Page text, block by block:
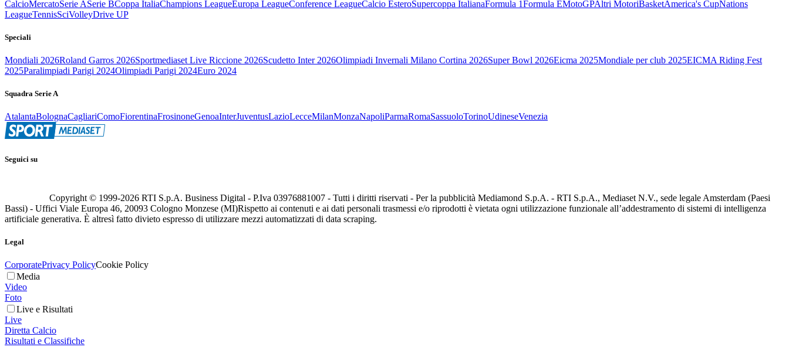
CalcioMercatoSerie ASerie BCoppa ItaliaChampions LeagueEuropa LeagueConference LeagueCalcio EsteroSupercoppa ItalianaFormula 1Formula EMotoGPAltri MotoriBasketAmerica's CupNations
LeagueTennisSciVolleyDrive UP
Speciali
Mondiali 2026Roland Garros 2026Sportmediaset Live Riccione 2026Scudetto Inter 2026Olimpiadi Invernali Milano Cortina 2026Super Bowl 2026Eicma 2025Mondiale per club 2025EICMA Riding Fest
2025Paralimpiadi Parigi 2024Olimpiadi Parigi 2024Euro 2024
Squadra Serie A
AtalantaBolognaCagliariComoFiorentinaFrosinoneGenoaInterJuventusLazioLecceMilanMonzaNapoliParmaRomaSassuoloTorinoUdineseVenezia
Seguici su
Copyright © 1999-2026 RTI S.p.A. Business Digital - P.Iva 03976881007 - Tutti i diritti riservati - Per la pubblicità Mediamond S.p.A. - RTI S.p.A., Mediaset N.V., sede legale Amsterdam (Paesi
Bassi) - Uffici Viale Europa 46, 20093 Cologno Monzese (MI)Rispetto ai contenuti e ai dati personali trasmessi e/o riprodotti è vietata ogni utilizzazione funzionale all’addestramento di sistemi di intelligenza
artificiale generativa. È altresì fatto divieto espresso di utilizzare mezzi automatizzati di data scraping.
Legal
CorporatePrivacy PolicyCookie Policy
Media
Video
Foto
Live e Risultati
Live
Diretta Calcio
Risultati e Classifiche